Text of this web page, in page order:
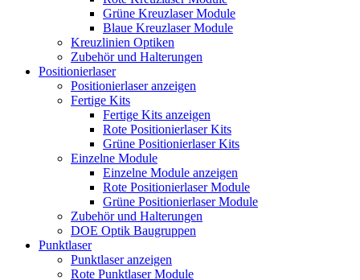
Grüne Kreuzlaser Module
Blaue Kreuzlaser Module
Kreuzlinien Optiken
Zubehör und Halterungen
Positionierlaser
Positionierlaser anzeigen
Fertige Kits
Fertige Kits anzeigen
Rote Positionierlaser Kits
Grüne Positionierlaser Kits
Einzelne Module
Einzelne Module anzeigen
Rote Positionierlaser Module
Grüne Positionierlaser Module
Zubehör und Halterungen
DOE Optik Baugruppen
Punktlaser
Punktlaser anzeigen
Rote Punktlaser Module